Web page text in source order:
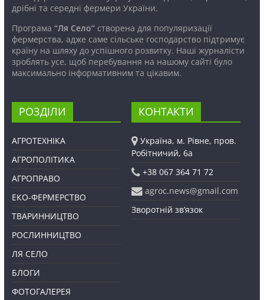
дрібні та середні фермери України.
Програма “Ля Село”створена для популяризації
фермерства, адже саме сільське господарство підтримує
країну на шляху до успішного розвитку. Наші журналісти
зроблять усе, щоб перебування на нашому сайті було
максимально інформативним та цікавим.
РОЗДІЛИ
АГРОТЕХНІКА
АГРОПОЛІТИКА
АГРОПРАВО
ЕКО-ФЕРМЕРСТВО
ТВАРИННИЦТВО
РОСЛИННИЦТВО
ЛЯ СЕЛО
БЛОГИ
ФОТОГАЛЕРЕЯ
КОНТАКТИ
Україна, м. Рівне, пров.
Робітничий, 6а
+38 067 364 71 72
agroc.news@gmail.com
Зворотній зв’язок